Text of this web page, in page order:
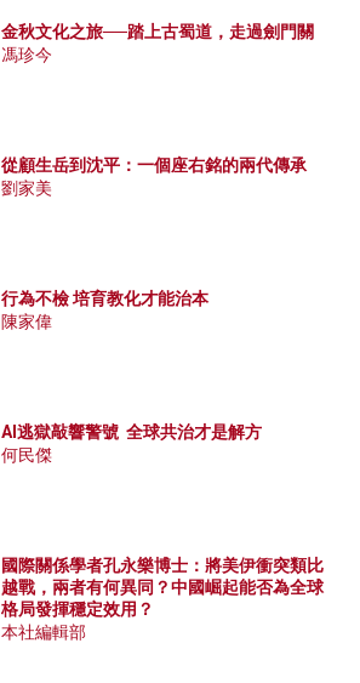
金秋文化之旅──踏上古蜀道，走過劍門關
馮珍今
從顧生岳到沈平：一個座右銘的兩代傳承
劉家美
行為不檢 培育教化才能治本
陳家偉
AI逃獄敲響警號 全球共治才是解方
何民傑
國際關係學者孔永樂博士：將美伊衝突類比
越戰，兩者有何異同？中國崛起能否為全球
格局發揮穩定效用？
本社編輯部